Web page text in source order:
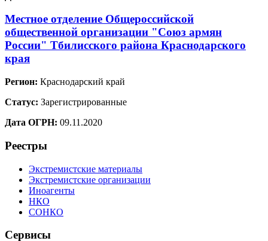
Местное отделение Общероссийской
общественной организации "Союз армян
России" Тбилисского района Краснодарского
края
Регион: Краснодарский край
Статус: Зарегистрированные
Дата ОГРН: 09.11.2020
Реестры
Экстремистские материалы
Экстремистские организации
Иноагенты
НКО
СОНКО
Сервисы